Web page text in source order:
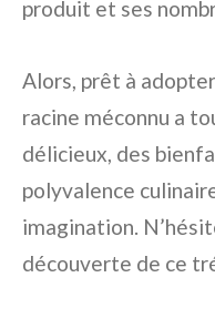
produit et ses
Alors, prêt à
racine méconnu a
délicieux, des
polyvalence
imagination.
découverte de ce